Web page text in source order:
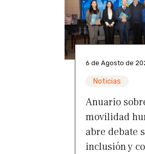
6 de Agosto de
Noticias
Anuario
movilidad
abre debate
inclusión y